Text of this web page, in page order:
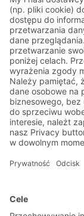
Zapisz
BITO już
Zapisz
Rozwiązania